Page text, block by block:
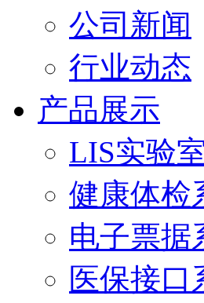
公司新闻
行业动态
产品展示
LIS实验
健康体检
电子票据
医保接口